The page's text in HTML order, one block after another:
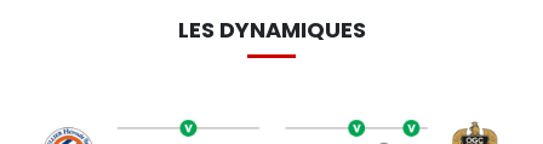
LES DYNAMIQUES